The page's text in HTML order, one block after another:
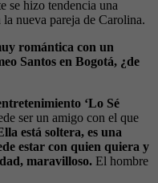
se hizo tendencia una
nueva pareja de Carolina.
romántica con un
Santos en Bogotá, ¿de
‘Lo Sé
ser un amigo con el que
está soltera, es una
estar con quien quiera y
maravilloso. El hombre